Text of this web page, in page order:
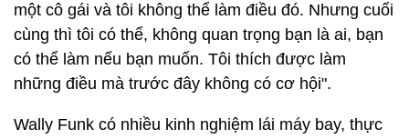
một cô gái và tôi không thể làm điều đó. Nhưng cuối
cùng thì tôi có thể, không quan trọng bạn là ai, bạn
có thể làm nếu bạn muốn. Tôi thích được làm
những điều mà trước đây không có cơ hội".
Wally Funk có nhiều kinh nghiệm lái máy bay, thực